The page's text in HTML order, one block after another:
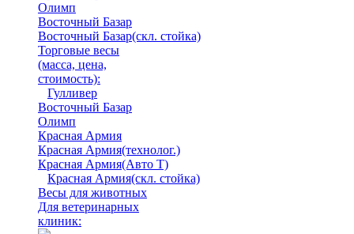
Олимп
Восточный Базар
Восточный Базар(скл. стойка)
Торговые весы
(масса, цена,
стоимость):
Гулливер
Восточный Базар
Олимп
Красная Армия
Красная Армия(технолог.)
Красная Армия(Авто Т)
Красная Армия(скл. стойка)
Весы для животных
Для ветеринарных
клиник: